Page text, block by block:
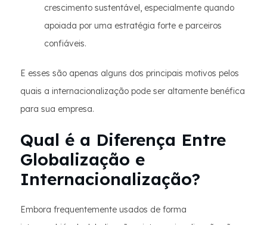
crescimento sustentável, especialmente quando
apoiada por uma estratégia forte e parceiros
confiáveis.
E esses são apenas alguns dos principais motivos pelos
quais a internacionalização pode ser altamente benéfica
para sua empresa.
Qual é a Diferença Entre
Globalização e
Internacionalização?
Embora frequentemente usados de forma